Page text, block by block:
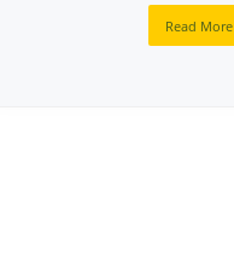
Read More